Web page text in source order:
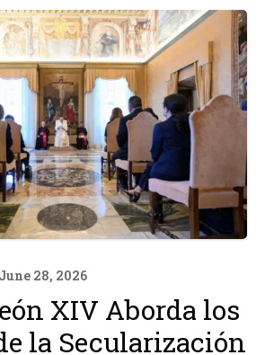
June 28, 2026
XIV Aborda los
la Secularización